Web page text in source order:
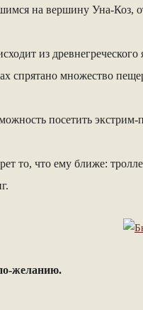
на вершину Уна-Коз,
из
спрятано множество
посетить экстрим-
то, что ему ближе:
желанию.